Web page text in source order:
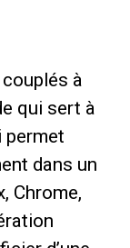
à
qui sert à
permet
dans un
Chrome,